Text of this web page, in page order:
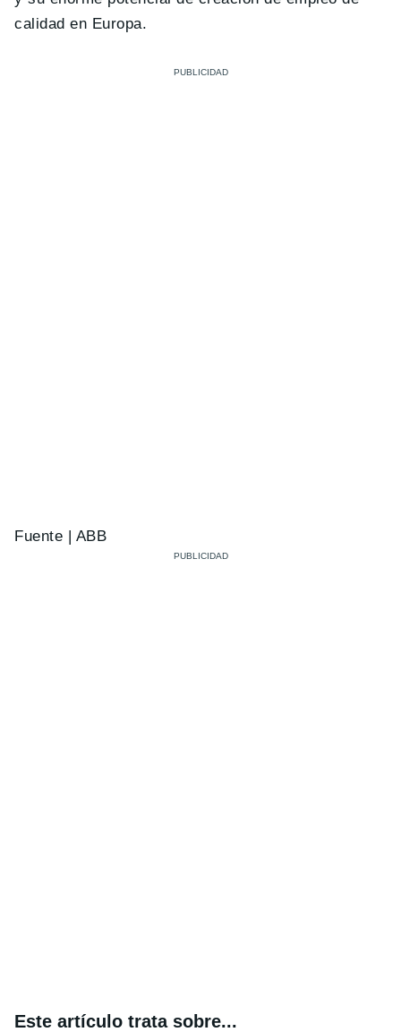
calidad en Europa.
Fuente | ABB
Este artículo trata sobre...